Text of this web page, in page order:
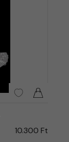
10.300 Ft